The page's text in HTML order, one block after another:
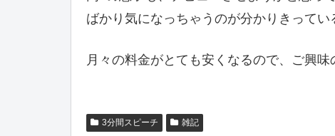
ばかり気になっちゃうのが分かりきってい
月々の料金がとても安くなるので、ご興
3分間スピーチ 雑記